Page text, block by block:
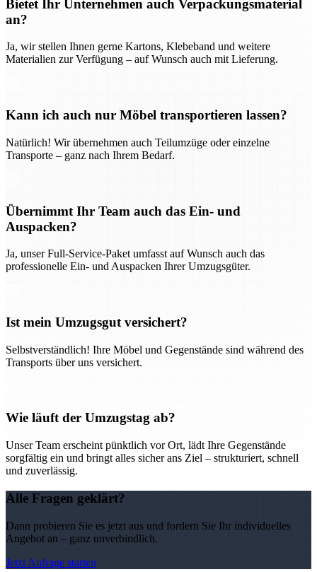
Bietet Ihr Unternehmen auch Verpackungsmaterial
an?
Ja, wir stellen Ihnen gerne Kartons, Klebeband und weitere
Materialien zur Verfügung – auf Wunsch auch mit Lieferung.
Kann ich auch nur Möbel transportieren lassen?
Natürlich! Wir übernehmen auch Teilumzüge oder einzelne
Transporte – ganz nach Ihrem Bedarf.
Übernimmt Ihr Team auch das Ein- und
Auspacken?
Ja, unser Full-Service-Paket umfasst auf Wunsch auch das
professionelle Ein- und Auspacken Ihrer Umzugsgüter.
Ist mein Umzugsgut versichert?
Selbstverständlich! Ihre Möbel und Gegenstände sind während des
Transports über uns versichert.
Wie läuft der Umzugstag ab?
Unser Team erscheint pünktlich vor Ort, lädt Ihre Gegenstände
sorgfältig ein und bringt alles sicher ans Ziel – strukturiert, schnell
und zuverlässig.
Alle Fragen geklärt?
Dann probieren Sie es jetzt aus und fordern Sie Ihr individuelles
Angebot an – ganz unverbindlich.
Jetzt Anfrage starten